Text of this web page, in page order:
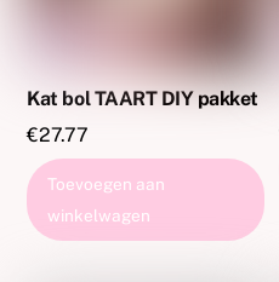
Kat bol TAART DIY pakket
€27.77
Toevoegen aan
winkelwagen